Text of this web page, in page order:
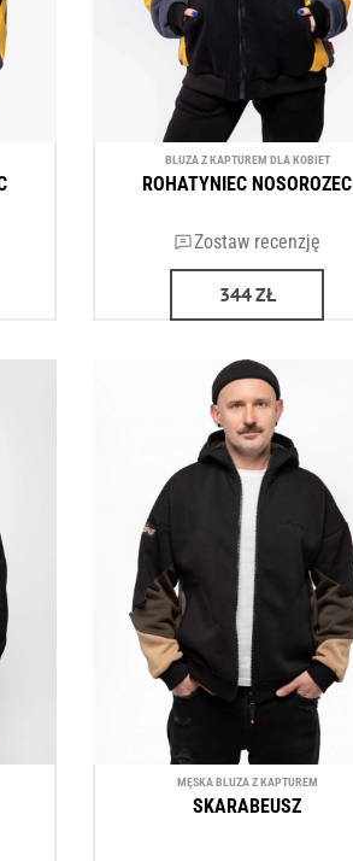
BLUZA Z KAPTUREM DLA KOBIET
ROHATYNIEC NOSOROZEC
Zostaw recenzję
344ZŁ
MĘSKA BLUZA Z KAPTUREM
SKARABEUSZ